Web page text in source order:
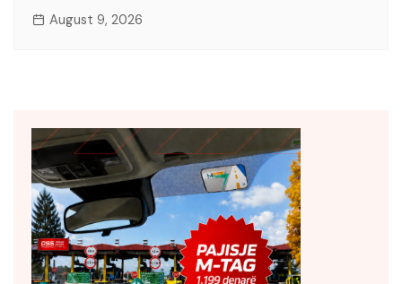
August 9, 2026